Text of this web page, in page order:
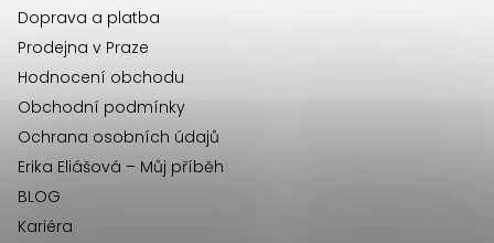
Doprava a platba
Prodejna v Praze
Hodnocení obchodu
Obchodní podmínky
Ochrana osobních údajů
Erika Eliášová – Můj příběh
BLOG
Kariéra